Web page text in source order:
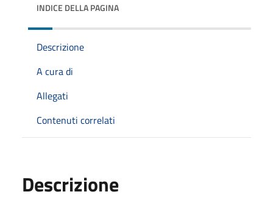
INDICE DELLA PAGINA
Descrizione
A cura di
Allegati
Contenuti correlati
Descrizione